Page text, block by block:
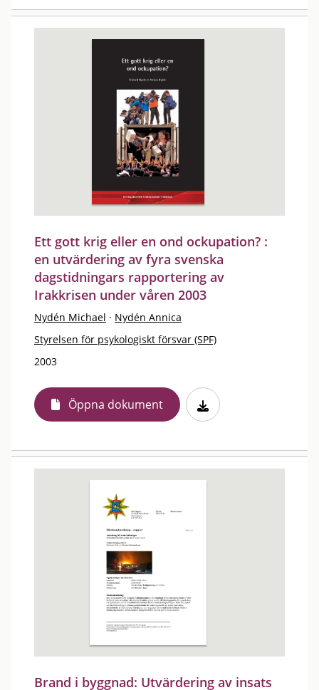
Ett gott krig eller en ond ockupation? :
en utvärdering av fyra svenska
dagstidningars rapportering av
Irakkrisen under våren 2003
Nydén Michael · Nydén Annica
Styrelsen för psykologiskt försvar (SPF)
2003
Öppna dokument
Brand i byggnad: Utvärdering av insats